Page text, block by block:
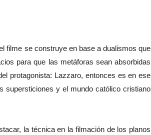
filme se construye en base a dualismos que
para que las metáforas sean absorbidas
protagonista: Lazzaro, entonces es en ese
supersticiones y el mundo católico cristiano
la técnica en la filmación de los planos